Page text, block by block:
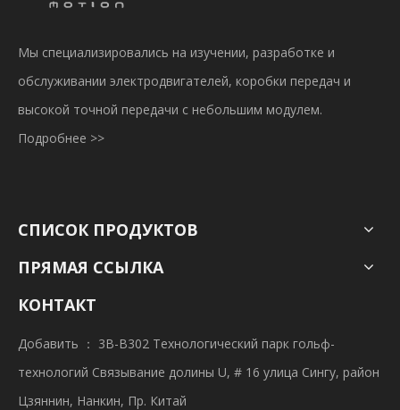
Мы специализировались на изучении, разработке и
обслуживании электродвигателей, коробки передач и
высокой точной передачи с небольшим модулем.
Подробнее >>
СПИСОК ПРОДУКТОВ
ПРЯМАЯ ССЫЛКА
КОНТАКТ
Добавить ： 3B-B302 Технологический парк гольф-
технологий Связывание долины U, # 16 улица Сингу, район
Цзяннин, Нанкин, Пр. Китай